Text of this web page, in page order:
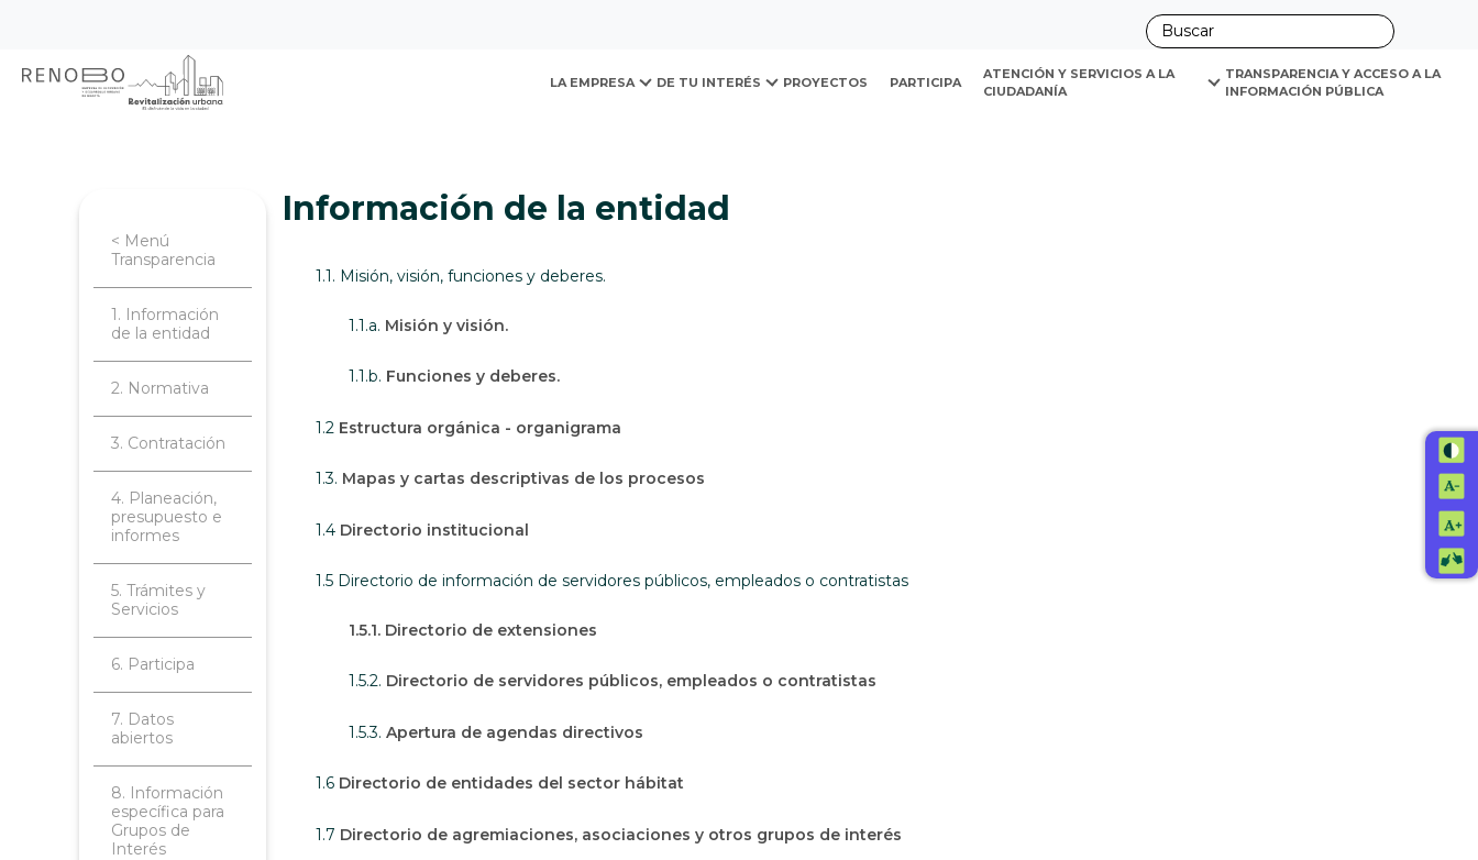
contenido
Sitio Web Empresa de Renovación y Desarrollo Urbano
LA EMPRESA DE TU INTERÉS PROYECTOS PARTICIPA
ATENCIÓN Y SERVICIOS A LA
CIUDADANÍA
TRANSPARENCIA Y ACCESO A LA
INFORMACIÓN PÚBLICA
< Menú
Transparencia
1. Información
de la entidad
2. Normativa
3. Contratación
4. Planeación,
presupuesto e
informes
5. Trámites y
Servicios
6. Participa
7. Datos
abiertos
8. Información
específica para
Grupos de
Interés
Información de la entidad
1.1. Misión, visión, funciones y deberes.
1.1.a. Misión y visión.
1.1.b. Funciones y deberes.
1.2 Estructura orgánica - organigrama
1.3. Mapas y cartas descriptivas de los procesos
1.4 Directorio institucional
1.5 Directorio de información de servidores públicos, empleados o contratistas
1.5.1. Directorio de extensiones
1.5.2. Directorio de servidores públicos, empleados o contratistas
1.5.3. Apertura de agendas directivos
1.6 Directorio de entidades del sector hábitat
1.7 Directorio de agremiaciones, asociaciones y otros grupos de interés